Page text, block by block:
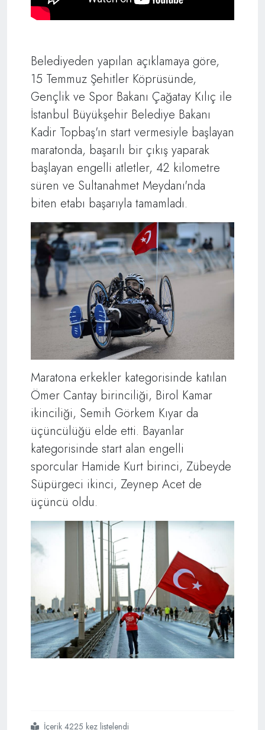
Belediyeden yapılan açıklamaya göre,
15 Temmuz Şehitler Köprüsünde,
Gençlik ve Spor Bakanı Çağatay Kılıç ile
İstanbul Büyükşehir Belediye Bakanı
Kadir Topbaş'ın start vermesiyle başlayan
maratonda, başarılı bir çıkış yaparak
başlayan engelli atletler, 42 kilometre
süren ve Sultanahmet Meydanı'nda
biten etabı başarıyla tamamladı.
Maratona erkekler kategorisinde katılan
Ömer Cantay birinciliği, Birol Kamar
ikinciliği, Semih Görkem Kıyar da
üçüncülüğü elde etti. Bayanlar
kategorisinde start alan engelli
sporcular Hamide Kurt birinci, Zübeyde
Süpürgeci ikinci, Zeynep Acet de
üçüncü oldu.
#vodafone 38
# İçerik 4225 kez listelendi